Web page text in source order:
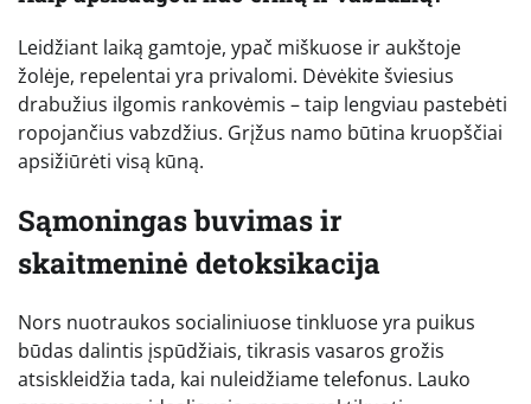
Leidžiant laiką gamtoje, ypač miškuose ir aukštoje
žolėje, repelentai yra privalomi. Dėvėkite šviesius
drabužius ilgomis rankovėmis – taip lengviau pastebėti
ropojančius vabzdžius. Grįžus namo būtina kruopščiai
apsižiūrėti visą kūną.
Sąmoningas buvimas ir
skaitmeninė detoksikacija
Nors nuotraukos socialiniuose tinkluose yra puikus
būdas dalintis įspūdžiais, tikrasis vasaros grožis
atsiskleidžia tada, kai nuleidžiame telefonus. Lauko